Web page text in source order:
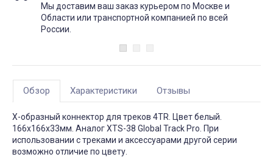
Мы доставим ваш заказ курьером по Москве и
Области или транспортной компанией по всей
России.
Обзор Характеристики Отзывы
X-образный коннектор для треков 4TR. Цвет белый.
166х166х33мм. Аналог XTS-38 Global Track Pro. При
использовании с треками и аксессуарами другой серии
возможно отличие по цвету.